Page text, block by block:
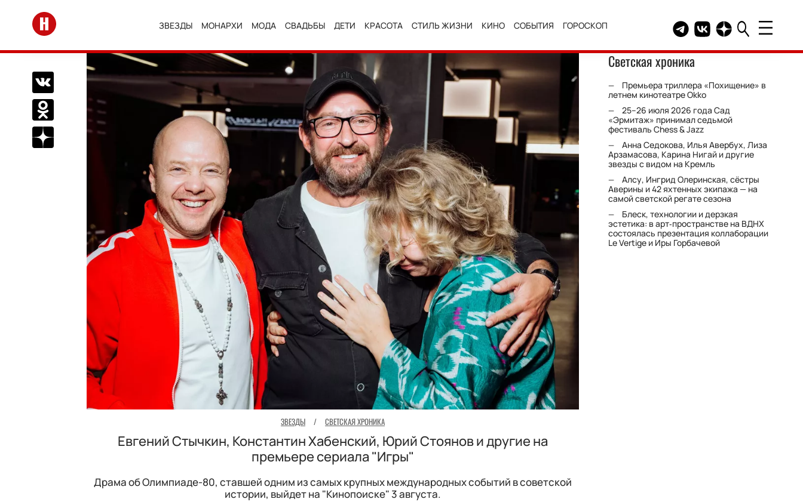
Перейти на главную
ЗВЕЗДЫ МОНАРХИ МОДА СВАДЬБЫ ДЕТИ КРАСОТА СТИЛЬ ЖИЗНИ КИНО СОБЫТИЯ ГОРОСКОП Telegram канал HELLO
Группа HELLO
Канал HELLO в
Поделиться Вконтакте
Поделиться в Одноклассниках
Подписаться на нас в Дзен
ЗВЕЗДЫ / СВЕТСКАЯ ХРОНИКА
Евгений Стычкин, Константин Хабенский, Юрий Стоянов и другие на
премьере сериала "Игры"
Драма об Олимпиаде-80, ставшей одним из самых крупных международных событий в советской
истории, выйдет на "Кинопоиске" 3 августа.
Светская хроника
Премьера триллера «Похищение» в
летнем кинотеатре Okko
25–26 июля 2026 года Сад
«Эрмитаж» принимал седьмой
фестиваль Chess & Jazz
Анна Седокова, Илья Авербух, Лиза
Арзамасова, Карина Нигай и другие
звезды с видом на Кремль
Алсу, Ингрид Олеринская, сёстры
Аверины и 42 яхтенных экипажа — на
самой светской регате сезона
Блеск, технологии и дерзкая
эстетика: в арт‑пространстве на ВДНХ
состоялась презентация коллаборации
Le Vertige и Иры Горбачевой